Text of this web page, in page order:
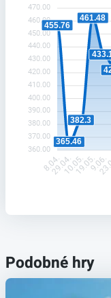
470.00
460.00
450.00
440.00
430.00
420.00
410.00
400.00
390.00
380.00
370.00
360.00
455.76
365.46
382.3
461.48
8.04.
29.04.10.05.19.05.9.06.
Podobné hry